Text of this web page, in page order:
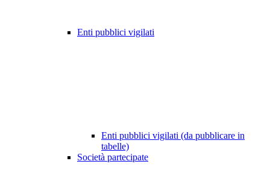
Enti pubblici vigilati
Enti pubblici vigilati (da pubblicare in
tabelle)
Società partecipate